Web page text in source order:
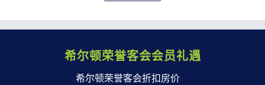
希尔顿荣誉客会会员礼遇
希尔顿荣誉客会折扣房价